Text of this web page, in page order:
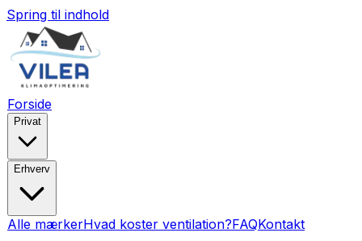
Spring til indhold
Forside
Privat
Erhverv
Alle mærkerHvad koster ventilation?FAQKontakt